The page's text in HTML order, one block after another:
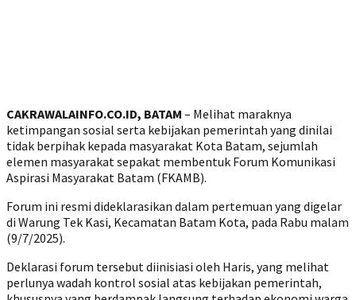
CAKRAWALAINFO.CO.ID, BATAM – Melihat maraknya
ketimpangan sosial serta kebijakan pemerintah yang dinilai
tidak berpihak kepada masyarakat Kota Batam, sejumlah
elemen masyarakat sepakat membentuk Forum Komunikasi
Aspirasi Masyarakat Batam (FKAMB).
Forum ini resmi dideklarasikan dalam pertemuan yang digelar
di Warung Tek Kasi, Kecamatan Batam Kota, pada Rabu malam
(9/7/2025).
Deklarasi forum tersebut diinisiasi oleh Haris, yang melihat
perlunya wadah kontrol sosial atas kebijakan pemerintah,